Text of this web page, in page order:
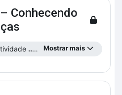
Conhecendo
Mostrar mais
...preencha o Perfil do Estudante!